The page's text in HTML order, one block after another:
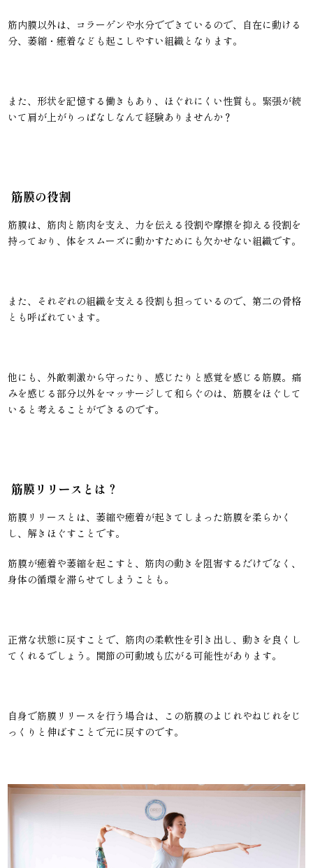
筋内膜以外は、コラーゲンや水分でできているので、自在に動ける
分、萎縮・癒着なども起こしやすい組織となります。
また、形状を記憶する働きもあり、ほぐれにくい性質も。緊張が続
いて肩が上がりっぱなしなんて経験ありませんか？
筋膜の役割
筋膜は、筋肉と筋肉を支え、力を伝える役割や摩擦を抑える役割を
持っており、体をスムーズに動かすためにも欠かせない組織です。
また、それぞれの組織を支える役割も担っているので、第二の骨格
とも呼ばれています。
他にも、外敵刺激から守ったり、感じたりと感覚を感じる筋膜。痛
みを感じる部分以外をマッサージして和らぐのは、筋膜をほぐして
いると考えることができるのです。
筋膜リリースとは？
筋膜リリースとは、萎縮や癒着が起きてしまった筋膜を柔らかく
し、解きほぐすことです。
筋膜が癒着や萎縮を起こすと、筋肉の動きを阻害するだけでなく、
身体の循環を滞らせてしまうことも。
正常な状態に戻すことで、筋肉の柔軟性を引き出し、動きを良くし
てくれるでしょう。関節の可動域も広がる可能性があります。
自身で筋膜リリースを行う場合は、この筋膜のよじれやねじれをじ
っくりと伸ばすことで元に戻すのです。